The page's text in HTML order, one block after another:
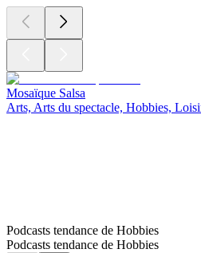
Mosaïque Salsa
Arts, Arts du spectacle, Hobbies,
Podcasts tendance de Hobbies
Podcasts tendance de Hobbies